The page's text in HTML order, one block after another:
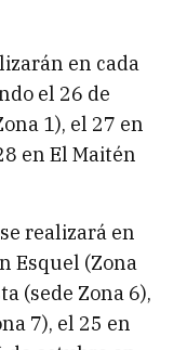
en cada
el 26 de
1), el 27 en
en El Maitén
realizará en
Esquel (Zona
(sede Zona 6),
7), el 25 en